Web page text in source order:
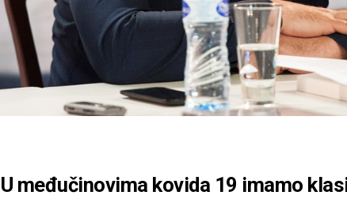
U međučinovima kovida 19 imamo